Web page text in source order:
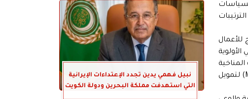
للأعمال
والترويج للوظائف الخضراء، مع تحقيق التوافق مع الخطوط التوجيهية لبنوك التنمية متعددة الأطراف (MDB) لتمويل
نبيل فهمي يدين تجدد الإعتداءات الإيرانية
التي استهدفت مملكة البحرين ودولة الكويت